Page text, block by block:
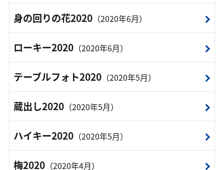
身の回りの花2020（2020年6月）
ローキー2020（2020年6月）
テーブルフォト2020（2020年5月）
蔵出し2020（2020年5月）
ハイキー2020（2020年5月）
梅2020（2020年4月）